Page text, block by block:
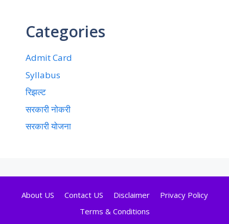
Categories
Admit Card
Syllabus
रिझल्ट
सरकारी नोकरी
सरकारी योजना
About US Contact US Disclaimer
Privacy Policy
Terms & Conditions